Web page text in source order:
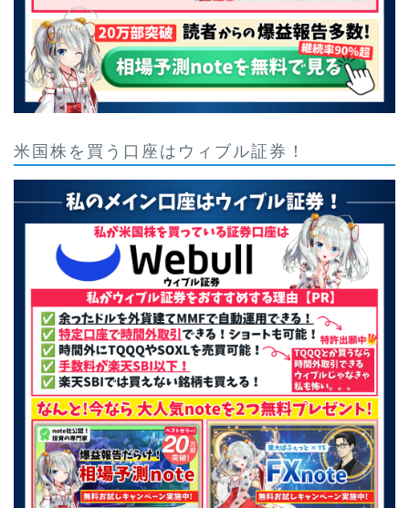
米国株を買う口座はウィブル証券！